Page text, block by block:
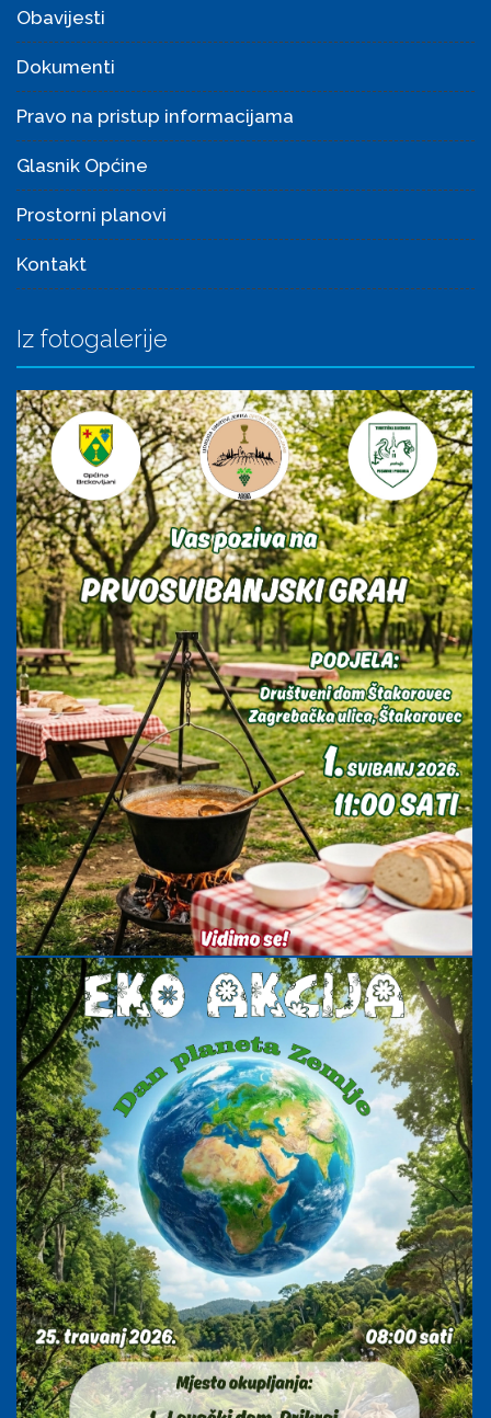
Obavijesti
Dokumenti
Pravo na pristup informacijama
Glasnik Općine
Prostorni planovi
Kontakt
Iz fotogalerije